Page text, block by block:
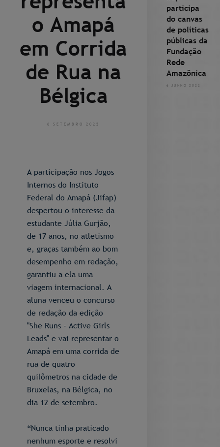
o Amapá
em Corrida
de Rua na
Bélgica
6 SETEMBRO 2022
A participação nos Jogos
Internos do Instituto
Federal do Amapá (Jifap)
despertou o interesse da
estudante Júlia Gurjão,
de 17 anos, no atletismo
e, graças também ao bom
desempenho em redação,
garantiu a ela uma
viagem internacional. A
aluna venceu o concurso
de redação da edição
"She Runs - Active Girls
Leads" e vai representar o
Amapá em uma corrida de
rua de quatro
quilômetros na cidade de
Bruxelas, na Bélgica, no
dia 12 de setembro.
“Nunca tinha praticado
nenhum esporte e resolvi
participa
do canvas
de políticas
públicas da
Fundação
Rede
Amazônica
6 JUNHO 2022